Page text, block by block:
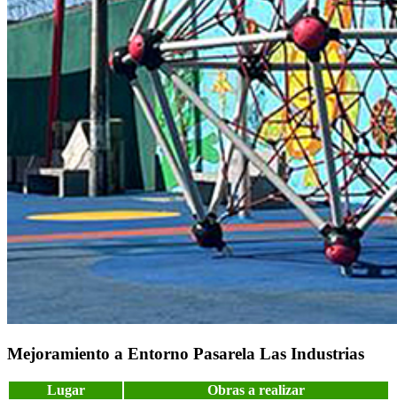
Mejoramiento a Entorno Pasarela Las Industrias
Lugar
Obras a realizar